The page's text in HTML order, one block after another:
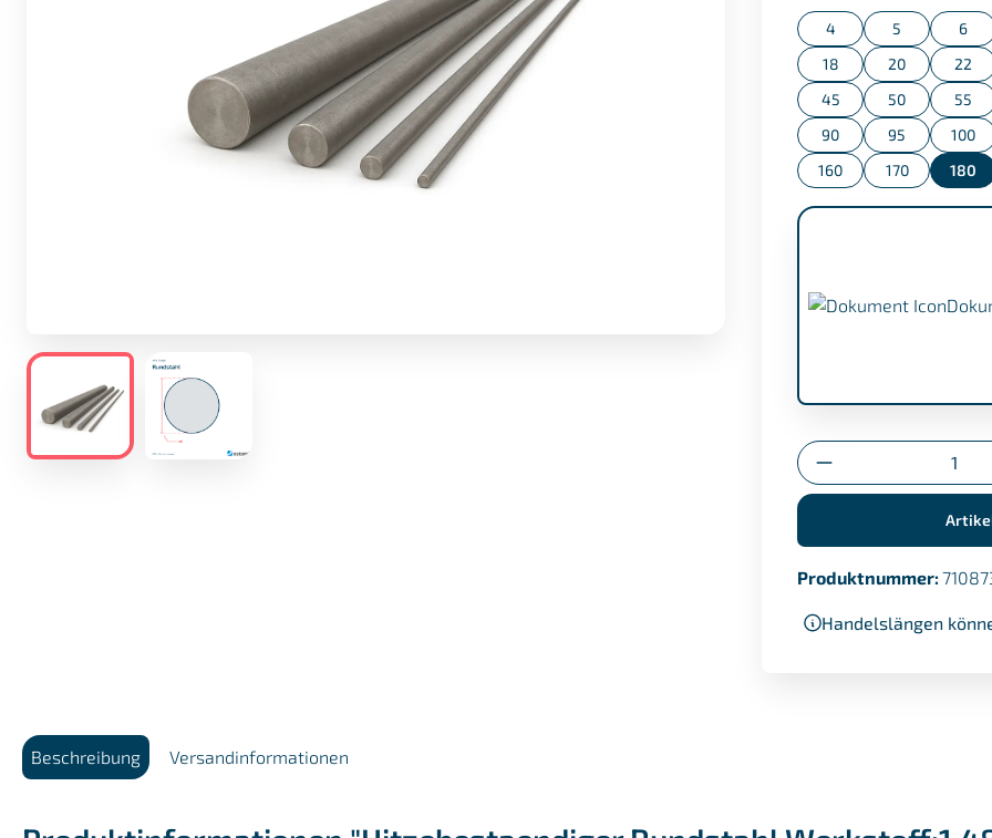
4 5 6
18
20 22
45
50 55
90
95 100
160
170 180
Anzahl
Produktnummer:
Handelslängen
Beschreibung Versandinformationen